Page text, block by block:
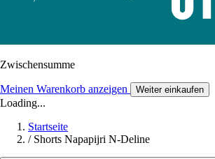
Zwischensumme
Meinen Warenkorb anzeigen Weiter einkaufen
Loading...
Startseite
/ Shorts Napapijri N-Deline